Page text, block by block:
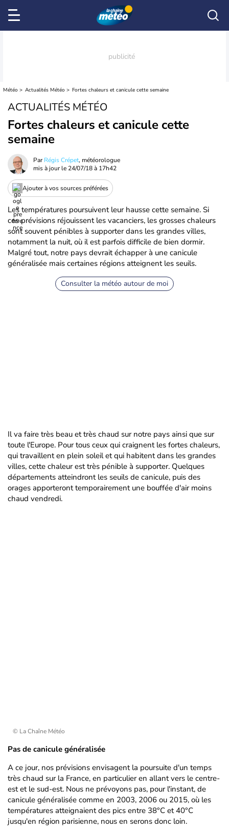
Météo Actualités Météo Fortes chaleurs et canicule cette semaine
ACTUALITÉS MÉTÉO
Fortes chaleurs et canicule cette
semaine
ParRégis Crépet, météorologue
mis à jour le 24/07/18 à 17h42
Ajouter à vos sources préférées
Les températures poursuivent leur hausse cette semaine. Si
ces prévisions réjouissent les vacanciers, les grosses chaleurs
sont souvent pénibles à supporter dans les grandes villes,
notamment la nuit, où il est parfois difficile de bien dormir.
Malgré tout, notre pays devrait échapper à une canicule
généralisée mais certaines régions atteignent les seuils.
Consulter la météo autour de moi
Il va faire très beau et très chaud sur notre pays ainsi que sur
toute l'Europe. Pour tous ceux qui craignent les fortes chaleurs,
qui travaillent en plein soleil et qui habitent dans les grandes
villes, cette chaleur est très pénible à supporter. Quelques
départements atteindront les seuils de canicule, puis des
orages apporteront temporairement une bouffée d'air moins
chaud vendredi.
© La Chaîne Météo
Pas de canicule généralisée
A ce jour, nos prévisions envisagent la poursuite d'un temps
très chaud sur la France, en particulier en allant vers le centre-
est et le sud-est. Nous ne prévoyons pas, pour l'instant, de
canicule généralisée comme en 2003, 2006 ou 2015, où les
températures atteignaient des pics entre 38°C et 40°C
jusqu'en région parisienne, nous en serons donc loin.